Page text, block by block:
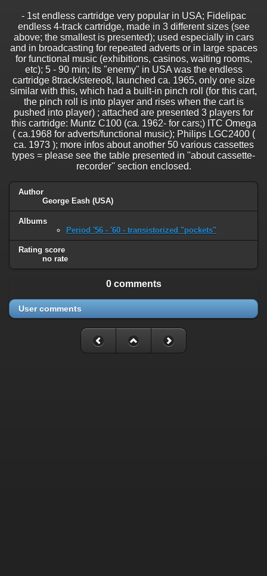
- 1st endless cartridge very popular in USA; Fidelipac
endless 4-track cartridge, made in 3 different sizes (see
above; the smallest is presented); used especially in cars
and in broadcasting for repeated adverts or in large spaces
for functional music (exhibitions, casinos, waiting rooms,
etc); 5 - 90 min; its "enemy" in USA was the endless
cartridge 8track/stereo8, launched ca. 1965, only one size
similar with this, which had a built-in pinch roll (for this cart,
the pinch roll is into player and rises when the cart is
pushed into player) ; attached are presented 3 players for
this cartridge: Muntz C100 (ca. 1962- for cars;) ITC Omega
( ca.1968 for adverts/functional music); Philips LGC2400 (
ca. 1973 ); more infos about another 50 various cassettes
types = please see the table presented in ''about cassette-
recorder'' section enclosed.
Author
George Eash (USA)
Albums
Period '56 - '60 - transistorized "pockets"
Rating score
no rate
0 comments
User comments